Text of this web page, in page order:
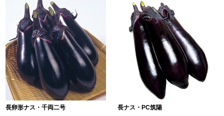
長卵形ナス・千両二号
長ナス・PC筑陽